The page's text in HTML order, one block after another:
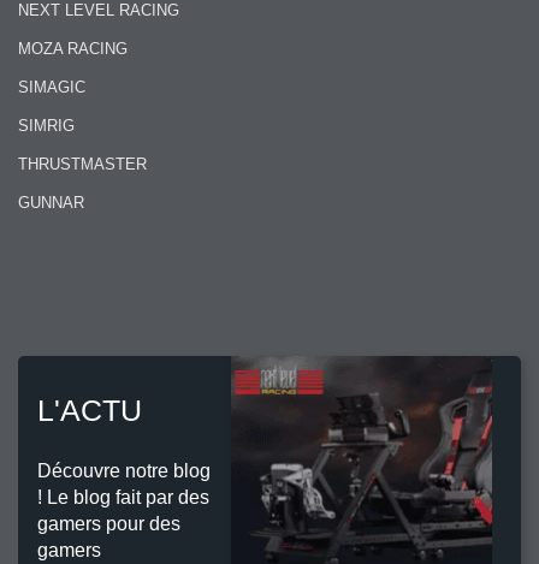
NEXT LEVEL RACING
MOZA RACING
SIMAGIC
SIMRIG
THRUSTMASTER
GUNNAR
L'ACTU
Découvre notre blog
! Le blog fait par des
gamers pour des
gamers